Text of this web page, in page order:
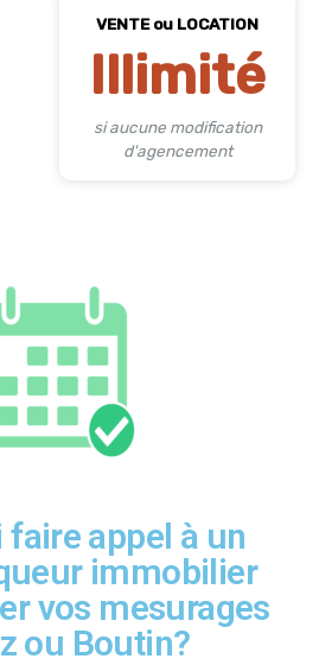
VENTE ou LOCATION
Illimité
si aucune modification
d'agencement
appel à un
immobilier
vos mesurages
ou Boutin?